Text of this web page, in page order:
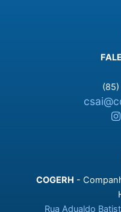
COGERH -
Rua Adualdo